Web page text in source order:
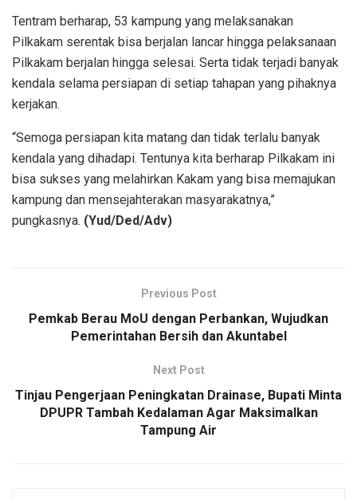
Tentram berharap, 53 kampung yang melaksanakan
Pilkakam serentak bisa berjalan lancar hingga pelaksanaan
Pilkakam berjalan hingga selesai. Serta tidak terjadi banyak
kendala selama persiapan di setiap tahapan yang pihaknya
kerjakan.
“Semoga persiapan kita matang dan tidak terlalu banyak
kendala yang dihadapi. Tentunya kita berharap Pilkakam ini
bisa sukses yang melahirkan Kakam yang bisa memajukan
kampung dan mensejahterakan masyarakatnya,”
pungkasnya. (Yud/Ded/Adv)
Previous Post
Pemkab Berau MoU dengan Perbankan, Wujudkan
Pemerintahan Bersih dan Akuntabel
Next Post
Tinjau Pengerjaan Peningkatan Drainase, Bupati Minta
DPUPR Tambah Kedalaman Agar Maksimalkan
Tampung Air